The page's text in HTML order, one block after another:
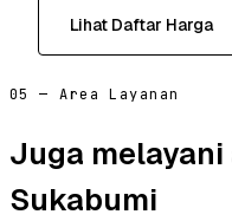
Lihat Daftar Harga
05 — Area Layanan
Juga
Sukabumi